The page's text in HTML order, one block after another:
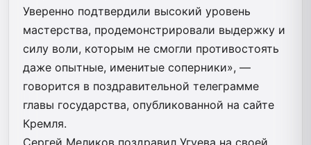
Уверенно подтвердили высокий уровень
мастерства, продемонстрировали выдержку и
силу воли, которым не смогли противостоять
даже опытные, именитые соперники», —
говорится в поздравительной телеграмме
главы государства, опубликованной на сайте
Кремля.
Сергей Меликов поздравил Угуева на своей